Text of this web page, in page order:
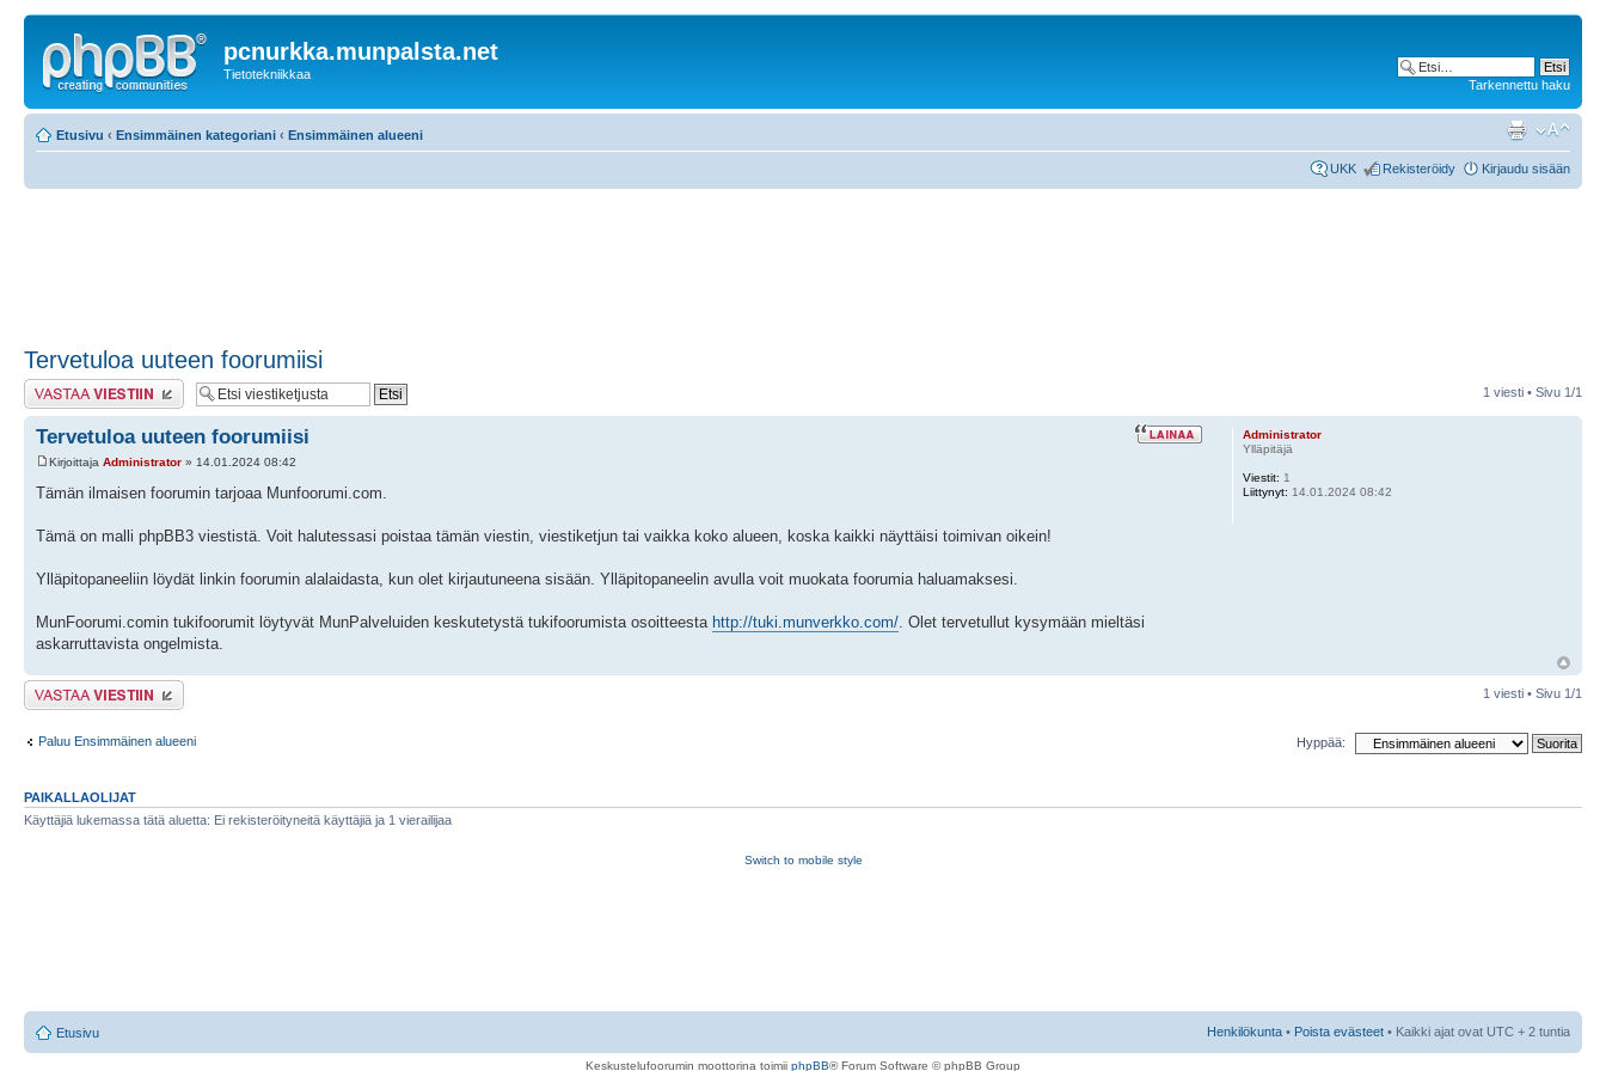
pcnurkka.munpalsta.net
Tietotekniikkaa
Tarkennettu haku
Etusivu ‹ Ensimmäinen kategoriani ‹ Ensimmäinen alueeni
UKK Rekisteröidy Kirjaudu sisään
Tervetuloa uuteen foorumiisi
Lähetä vastaus 1 viesti • Sivu 1/1
Tervetuloa uuteen foorumiisi
Kirjoittaja Administrator » 14.01.2024 08:42
Tämän ilmaisen foorumin tarjoaa Munfoorumi.com.
Tämä on malli phpBB3 viestistä. Voit halutessasi poistaa tämän viestin, viestiketjun tai vaikka koko alueen, koska kaikki näyttäisi toimivan oikein!
Ylläpitopaneeliin löydät linkin foorumin alalaidasta, kun olet kirjautuneena sisään. Ylläpitopaneelin avulla voit muokata foorumia haluamaksesi.
MunFoorumi.comin tukifoorumit löytyvät MunPalveluiden keskutetystä tukifoorumista osoitteesta http://tuki.munverkko.com/ . Olet tervetullut kysymään mieltäsi
askarruttavista ongelmista.
Administrator
Ylläpitäjä
Viestit: 1
Liittynyt: 14.01.2024 08:42
Lähetä vastaus 1 viesti • Sivu 1/1
Paluu Ensimmäinen alueeni Hyppää:
PAIKALLAOLIJAT
Käyttäjiä lukemassa tätä aluetta: Ei rekisteröityneitä käyttäjiä ja 1 vierailijaa
Switch to mobile style
Etusivu Henkilökunta • Poista evästeet • Kaikki ajat ovat UTC + 2 tuntia
Keskustelufoorumin moottorina toimii phpBB® Forum Software © phpBB Group